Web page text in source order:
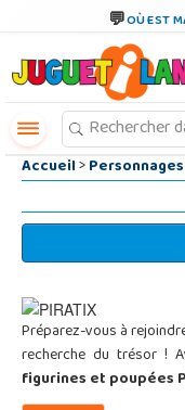
OÙ EST
Accueil>Personnages
Préparez-vous à
recherche du trésor !
figurines et poupées